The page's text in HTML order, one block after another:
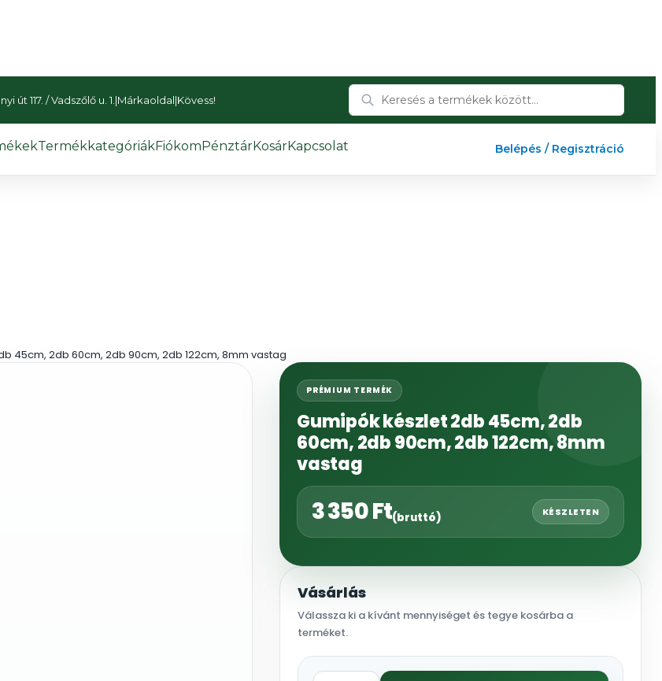
út 117. / Vadszőlő u. 1. |Márkaoldal|Kövess!
TermékkategóriákFiókomPénztárKosárKapcsolat Belépés / Regisztráció
45cm, 2db 60cm, 2db 90cm, 2db 122cm, 8mm vastag
PRÉMIUM TERMÉK
Gumipók készlet 2db 45cm, 2db
60cm, 2db 90cm, 2db 122cm, 8mm
vastag
3 350Ft(bruttó) KÉSZLETEN
Vásárlás
Válassza ki a kívánt mennyiséget és tegye kosárba a
terméket.